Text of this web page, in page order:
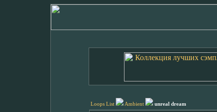
Loops List Ambient unreal dream